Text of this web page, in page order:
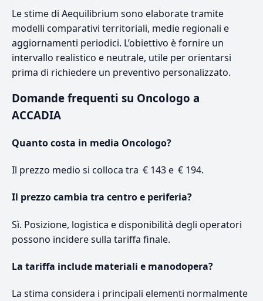
Le stime di Aequilibrium sono elaborate tramite
modelli comparativi territoriali, medie regionali e
aggiornamenti periodici. L’obiettivo è fornire un
intervallo realistico e neutrale, utile per orientarsi
prima di richiedere un preventivo personalizzato.
Domande frequenti su Oncologo a
ACCADIA
Quanto costa in media Oncologo?
Il prezzo medio si colloca tra € 143 e € 194.
Il prezzo cambia tra centro e periferia?
Sì. Posizione, logistica e disponibilità degli operatori
possono incidere sulla tariffa finale.
La tariffa include materiali e manodopera?
La stima considera i principali elementi normalmente